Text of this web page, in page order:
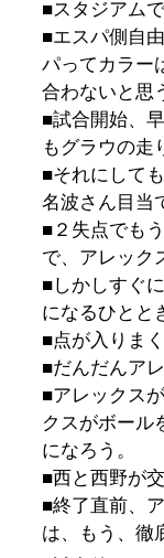
■スタジアム
■エスパ側自
パってカラー
合わないと思
■試合開始、
もグラウの走
■それにして
名波さん目当
■２失点でも
で、アレック
■しかしすぐ
になるひとと
■点が入りま
■だんだんア
■アレックス
クスがボール
になろう。
■西と西野が
■終了直前、
は、もう、徹